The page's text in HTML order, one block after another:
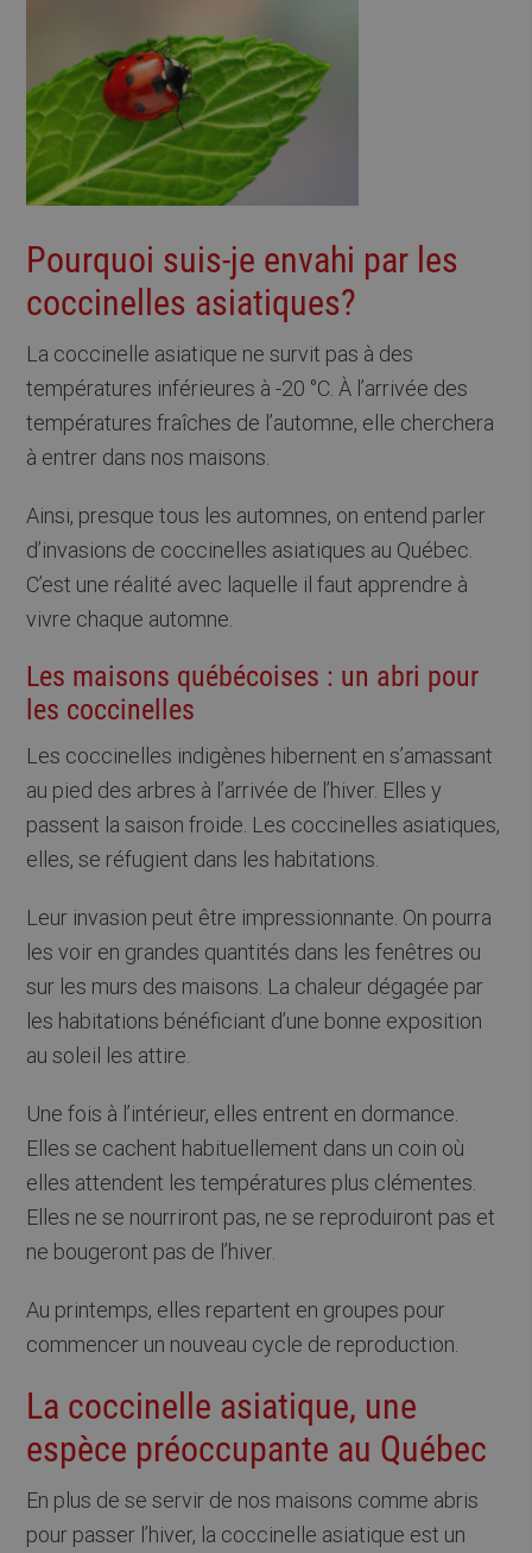
Pourquoi suis-je envahi par les
coccinelles asiatiques?
La coccinelle asiatique ne survit pas à des
températures inférieures à -20 °C. À l’arrivée des
températures fraîches de l’automne, elle cherchera
à entrer dans nos maisons.
Ainsi, presque tous les automnes, on entend parler
d’invasions de coccinelles asiatiques au Québec.
C’est une réalité avec laquelle il faut apprendre à
vivre chaque automne.
Les maisons québécoises : un abri pour
les coccinelles
Les coccinelles indigènes hibernent en s’amassant
au pied des arbres à l’arrivée de l’hiver. Elles y
passent la saison froide. Les coccinelles asiatiques,
elles, se réfugient dans les habitations.
Leur invasion peut être impressionnante. On pourra
les voir en grandes quantités dans les fenêtres ou
sur les murs des maisons. La chaleur dégagée par
les habitations bénéficiant d’une bonne exposition
au soleil les attire.
Une fois à l’intérieur, elles entrent en dormance.
Elles se cachent habituellement dans un coin où
elles attendent les températures plus clémentes.
Elles ne se nourriront pas, ne se reproduiront pas et
ne bougeront pas de l’hiver.
Au printemps, elles repartent en groupes pour
commencer un nouveau cycle de reproduction.
La coccinelle asiatique, une
espèce préoccupante au Québec
En plus de se servir de nos maisons comme abris
pour passer l’hiver, la coccinelle asiatique est un